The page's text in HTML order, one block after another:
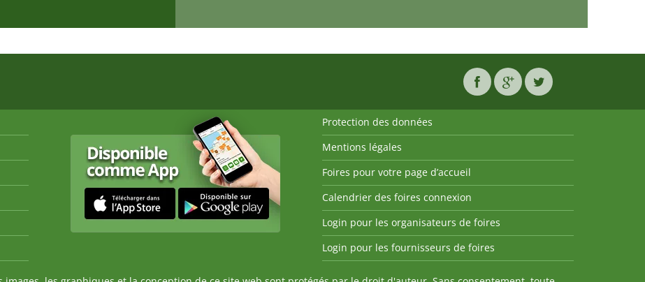
Protection des données
Mentions légales
Foires pour votre page d’accueil
Calendrier des foires connexion
Login pour les organisateurs de foires
Login pour les fournisseurs de foires